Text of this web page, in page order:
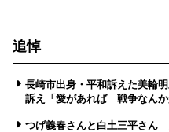
追悼
長崎市出身・平和訴えた美輪
訴え「愛があれば 戦争なんか
つげ義春さんと白土三平さん